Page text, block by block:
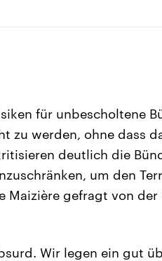
für unbescholtene
zu werden, ohne dass
deutlich die
um den
Maizière gefragt von der
Wir legen ein gut